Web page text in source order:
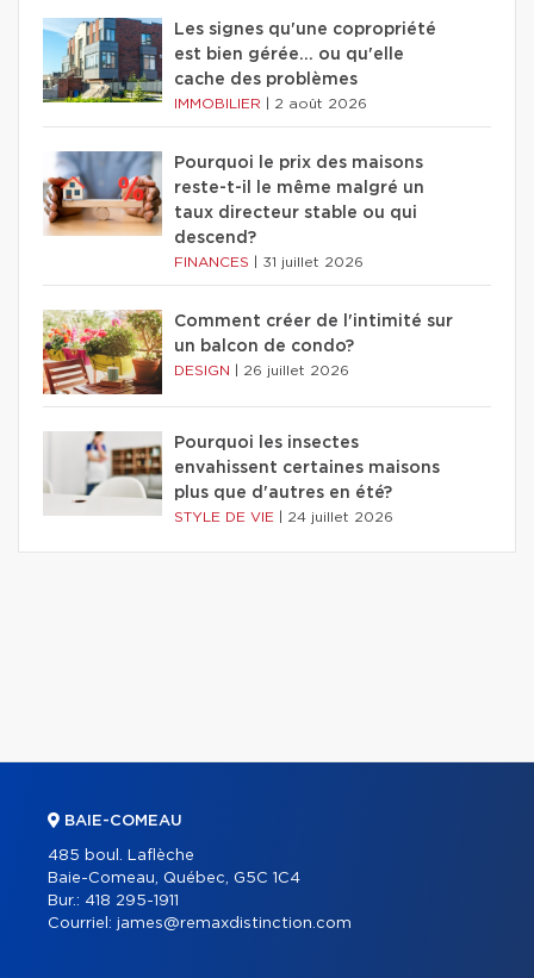
Les signes qu'une copropriété
est bien gérée… ou qu'elle
cache des problèmes
IMMOBILIER 2 août 2026
Pourquoi le prix des maisons
reste-t-il le même malgré un
taux directeur stable ou qui
descend?
FINANCES 31 juillet 2026
Comment créer de l'intimité sur
un balcon de condo?
DESIGN 26 juillet 2026
Pourquoi les insectes
envahissent certaines maisons
plus que d'autres en été?
STYLE DE VIE 24 juillet 2026
BAIE-COMEAU
485 boul. Laflèche
Baie-Comeau, Québec, G5C 1C4
Bur.: 418 295-1911
Courriel: james@remaxdistinction.com